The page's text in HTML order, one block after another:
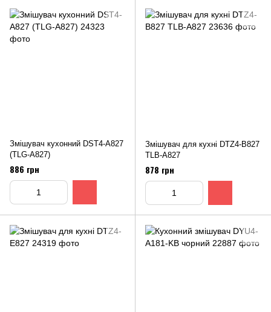
Змішувач кухонний DST4-A827
(TLG-A827)
886 грн
Змішувач для кухні DTZ4-B827
TLВ-A827
878 грн